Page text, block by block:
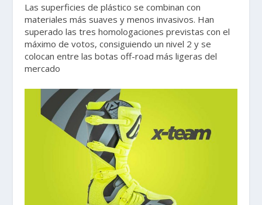
Las superficies de plástico se combinan con
materiales más suaves y menos invasivos. Han
superado las tres homologaciones previstas con el
máximo de votos, consiguiendo un nivel 2 y se
colocan entre las botas off-road más ligeras del
mercado